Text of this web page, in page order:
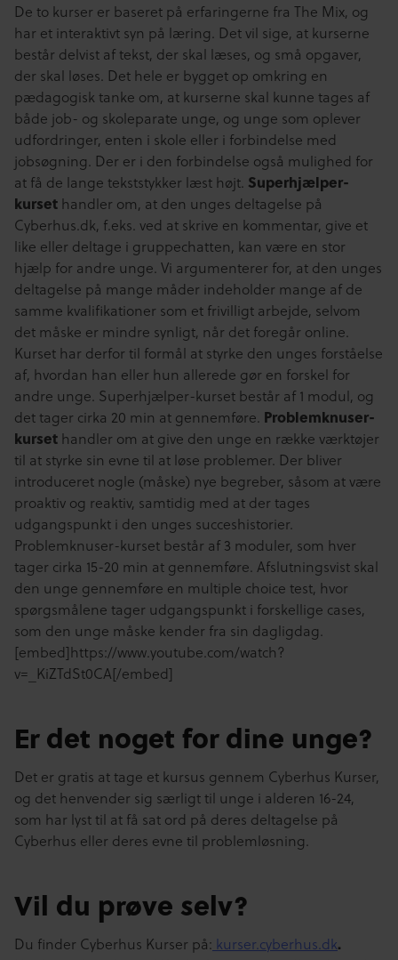
De to kurser er baseret på erfaringerne fra The Mix, og
har et interaktivt syn på læring. Det vil sige, at kurserne
består delvist af tekst, der skal læses, og små opgaver,
der skal løses. Det hele er bygget op omkring en
pædagogisk tanke om, at kurserne skal kunne tages af
både job- og skoleparate unge, og unge som oplever
udfordringer, enten i skole eller i forbindelse med
jobsøgning. Der er i den forbindelse også mulighed for
at få de lange tekststykker læst højt. Superhjælper-
kurset handler om, at den unges deltagelse på
Cyberhus.dk, f.eks. ved at skrive en kommentar, give et
like eller deltage i gruppechatten, kan være en stor
hjælp for andre unge. Vi argumenterer for, at den unges
deltagelse på mange måder indeholder mange af de
samme kvalifikationer som et frivilligt arbejde, selvom
det måske er mindre synligt, når det foregår online.
Kurset har derfor til formål at styrke den unges forståelse
af, hvordan han eller hun allerede gør en forskel for
andre unge. Superhjælper-kurset består af 1 modul, og
det tager cirka 20 min at gennemføre. Problemknuser-
kurset handler om at give den unge en række værktøjer
til at styrke sin evne til at løse problemer. Der bliver
introduceret nogle (måske) nye begreber, såsom at være
proaktiv og reaktiv, samtidig med at der tages
udgangspunkt i den unges succeshistorier.
Problemknuser-kurset består af 3 moduler, som hver
tager cirka 15-20 min at gennemføre. Afslutningsvist skal
den unge gennemføre en multiple choice test, hvor
spørgsmålene tager udgangspunkt i forskellige cases,
som den unge måske kender fra sin dagligdag.
[embed]https://www.youtube.com/watch?
v=_KiZTdSt0CA[/embed]
Er det noget for dine unge?
Det er gratis at tage et kursus gennem Cyberhus Kurser,
og det henvender sig særligt til unge i alderen 16-24,
som har lyst til at få sat ord på deres deltagelse på
Cyberhus eller deres evne til problemløsning.
Vil du prøve selv?
Du finder Cyberhus Kurser på: kurser.cyberhus.dk.